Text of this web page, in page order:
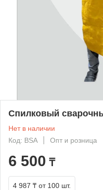
Спилковый
Нет в наличии
Код: BSA
Опт и розница
6 500 ₸
4 987 ₸ от 100 шт.